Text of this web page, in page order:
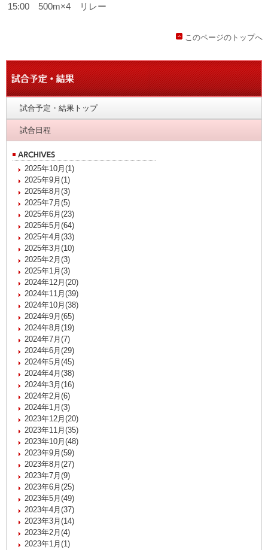
15:00 500m×4 リレー
このページのトップへ
試合予定・結果トップ
試合日程
2025年10月(1)
2025年9月(1)
2025年8月(3)
2025年7月(5)
2025年6月(23)
2025年5月(64)
2025年4月(33)
2025年3月(10)
2025年2月(3)
2025年1月(3)
2024年12月(20)
2024年11月(39)
2024年10月(38)
2024年9月(65)
2024年8月(19)
2024年7月(7)
2024年6月(29)
2024年5月(45)
2024年4月(38)
2024年3月(16)
2024年2月(6)
2024年1月(3)
2023年12月(20)
2023年11月(35)
2023年10月(48)
2023年9月(59)
2023年8月(27)
2023年7月(9)
2023年6月(25)
2023年5月(49)
2023年4月(37)
2023年3月(14)
2023年2月(4)
2023年1月(1)